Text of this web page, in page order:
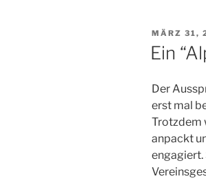
MÄRZ 31,
Ein
Der
erst mal
Trotzdem
anpackt
engagiert.